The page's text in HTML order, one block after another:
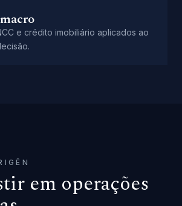
e crédito imobiliário aplicados ao
em operações